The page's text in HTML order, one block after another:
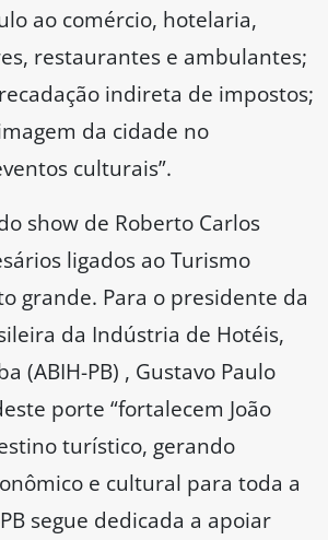
ao comércio, hotelaria,
restaurantes e ambulantes;
indireta de impostos;
da cidade no
culturais”.
show de Roberto Carlos
ligados ao Turismo
grande. Para o presidente da
da Indústria de Hotéis,
(ABIH-PB) , Gustavo Paulo
porte “fortalecem João
turístico, gerando
e cultural para toda a
segue dedicada a apoiar